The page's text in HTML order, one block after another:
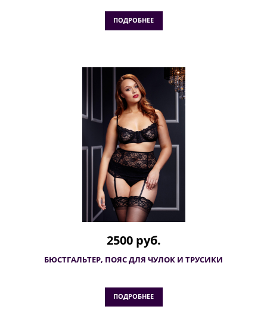
ПОДРОБНЕЕ
2500 руб.
БЮСТГАЛЬТЕР, ПОЯС ДЛЯ ЧУЛОК И ТРУСИКИ
ПОДРОБНЕЕ